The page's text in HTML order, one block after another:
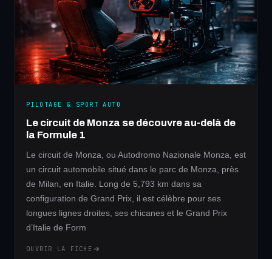
PILOTAGE & SPORT AUTO
Le circuit de Monza se découvre au-delà de
la Formule 1
Le circuit de Monza, ou Autodromo Nazionale Monza, est
un circuit automobile situé dans le parc de Monza, près
de Milan, en Italie. Long de 5,793 km dans sa
configuration de Grand Prix, il est célèbre pour ses
longues lignes droites, ses chicanes et le Grand Prix
d’Italie de Form
OUVRIR LA FICHE